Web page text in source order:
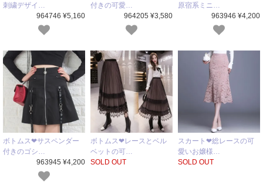
刺繍デザイ…
964746 ¥5,160
付きの可愛…
964205 ¥3,580
原宿系ミニ…
963946 ¥4,200
ボトムス❤サスペンダー
付きのゴシ…
963945 ¥4,200
ボトムス❤レースとベル
ベットの可…
SOLD OUT
スカート❤総レースの可
愛いお嬢様…
SOLD OUT